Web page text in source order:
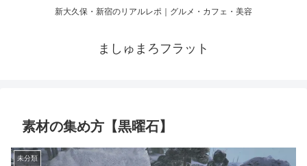
新大久保・新宿のリアルレポ｜グルメ・カフェ・美容
ましゅまろフラット
素材の集め方【黒曜石】
未分類